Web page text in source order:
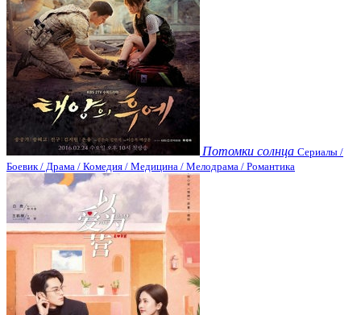
Потомки солнца Сериалы /
Боевик / Драма / Комедия / Медицина / Мелодрама / Романтика